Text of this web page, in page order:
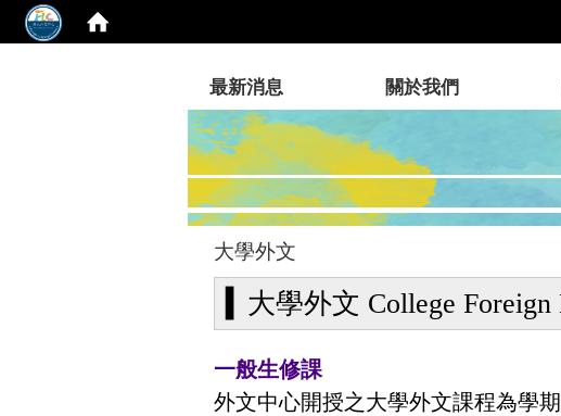
最新消息 關於我們
大學外文
大學外文 College Foreign
一般生修課
外文中心開授之大學外文課程為學